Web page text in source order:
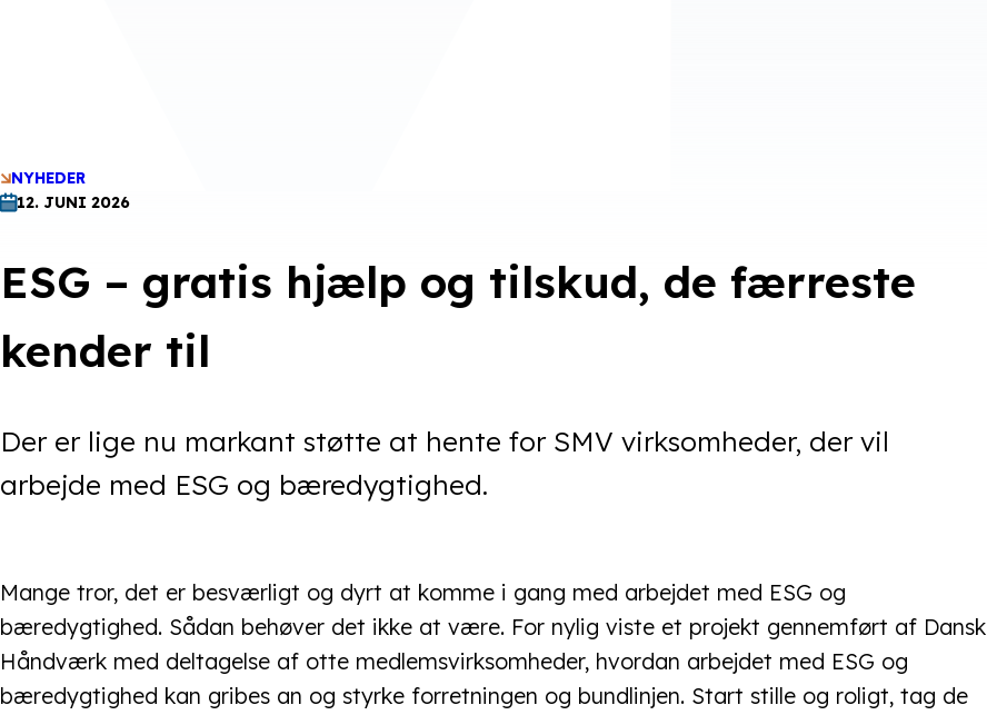
NYHEDER
12. JUNI 2026
ESG – gratis hjælp og tilskud, de færreste
kender til
Der er lige nu markant støtte at hente for SMV virksomheder, der vil
arbejde med ESG og bæredygtighed.
Mange tror, det er besværligt og dyrt at komme i gang med arbejdet med ESG og
bæredygtighed. Sådan behøver det ikke at være. For nylig viste et projekt gennemført af Dansk
Håndværk med deltagelse af otte medlemsvirksomheder, hvordan arbejdet med ESG og
bæredygtighed kan gribes an og styrke forretningen og bundlinjen. Start stille og roligt, tag de